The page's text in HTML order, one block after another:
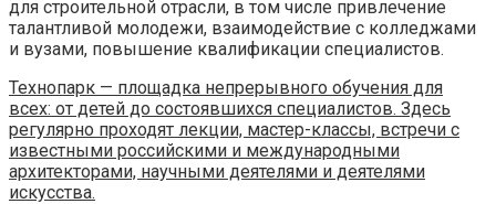
для строительной отрасли, в том числе привлечение
талантливой молодежи, взаимодействие с колледжами
и вузами, повышение квалификации специалистов.
Технопарк — площадка непрерывного обучения для
всех: от детей до состоявшихся специалистов. Здесь
регулярно проходят лекции, мастер-классы, встречи с
известными российскими и международными
архитекторами, научными деятелями и деятелями
искусства.